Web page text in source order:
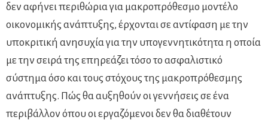
δεν αφήνει περιθώρια για μακροπρόθεσμο μοντέλο
οικονομικής ανάπτυξης, έρχονται σε αντίφαση με την
υποκριτική ανησυχία για την υπογεννητικότητα η οποία
με την σειρά της επηρεάζει τόσο το ασφαλιστικό
σύστημα όσο και τους στόχους της μακροπρόθεσμης
ανάπτυξης. Πώς θα αυξηθούν οι γεννήσεις σε ένα
περιβάλλον όπου οι εργαζόμενοι δεν θα διαθέτουν